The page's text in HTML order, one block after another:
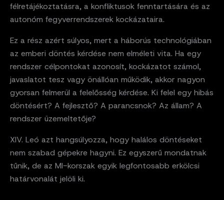
félretájékoztatásra, a konfliktusok fenntartására és az
autonóm fegyverrendszerek kockázataira.
Ez a rész azért súlyos, mert a háborús technológiában
az emberi döntés kérdése nem elméleti vita. Ha egy
rendszer célpontokat azonosít, kockázatot számol,
javaslatot tesz vagy önállóan működik, akkor nagyon
gyorsan felmerül a felelősség kérdése. Ki felel egy hibás
döntésért? A fejlesztő? A parancsnok? Az állam? A
rendszer üzemeltetője?
XIV. Leó azt hangsúlyozza, hogy halálos döntéseket
nem szabad gépekre hagyni. Ez egyszerű mondatnak
tűnik, de az MI-korszak egyik legfontosabb erkölcsi
határvonalát jelöli ki.